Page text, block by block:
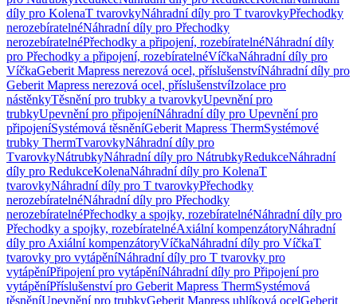
díly pro KolenaT tvarovkyNáhradní díly pro T tvarovkyPřechodky
nerozebíratelnéNáhradní díly pro Přechodky
nerozebíratelnéPřechodky a připojení, rozebíratelnéNáhradní díly
pro Přechodky a připojení, rozebíratelnéVíčkaNáhradní díly pro
VíčkaGeberit Mapress nerezová ocel, příslušenstvíNáhradní díly pro
Geberit Mapress nerezová ocel, příslušenstvíIzolace pro
nástěnkyTěsnění pro trubky a tvarovkyUpevnění pro
trubkyUpevnění pro připojeníNáhradní díly pro Upevnění pro
připojeníSystémová těsněníGeberit Mapress ThermSystémové
trubky ThermTvarovkyNáhradní díly pro
TvarovkyNátrubkyNáhradní díly pro NátrubkyRedukceNáhradní
díly pro RedukceKolenaNáhradní díly pro KolenaT
tvarovkyNáhradní díly pro T tvarovkyPřechodky
nerozebíratelnéNáhradní díly pro Přechodky
nerozebíratelnéPřechodky a spojky, rozebíratelnéNáhradní díly pro
Přechodky a spojky, rozebíratelnéAxiální kompenzátoryNáhradní
díly pro Axiální kompenzátoryVíčkaNáhradní díly pro VíčkaT
tvarovky pro vytápěníNáhradní díly pro T tvarovky pro
vytápěníPřipojení pro vytápěníNáhradní díly pro Připojení pro
vytápěníPříslušenství pro Geberit Mapress ThermSystémová
těsněníUpevnění pro trubkyGeberit Mapress uhlíková ocelGeberit